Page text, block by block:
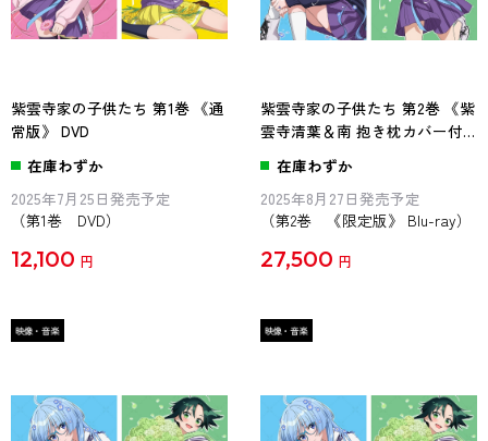
紫雲寺家の子供たち 第1巻 《通
常版》 DVD
在庫わずか
2025年7月25日発売予定
（第1巻 DVD）
12,100 円
紫雲寺家の子供たち 第2巻 《紫
雲寺清葉＆南 抱き枕カバー付
き完全数量限定版》 Blu-ray
在庫わずか
2025年8月27日発売予定
（第2巻 《限定版》 Blu-ray）
27,500 円